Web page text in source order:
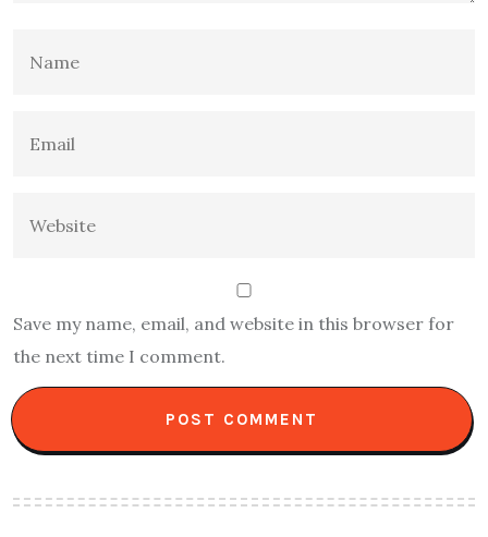
Save my name, email, and website in this browser for
the next time I comment.